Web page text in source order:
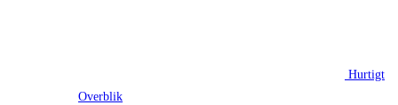
Hurtigt
Overblik